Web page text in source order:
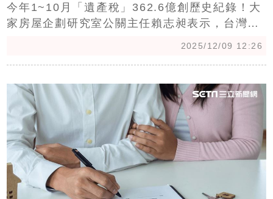
今年1~10月「遺產稅」362.6億創歷史紀錄！大
家房屋企劃研究室公關主任賴志昶表示，台灣經
增。(陳韋帆)
2025/12/09 12:26